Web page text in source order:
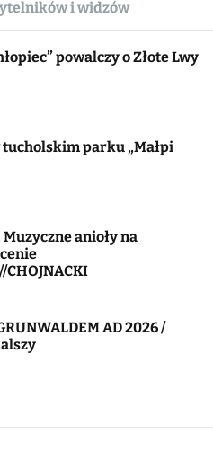
l
c
i widzów
powalczy o Złote Lwy
tucholskim parku „Małpi
CHOJNACKI
AD 2026 /